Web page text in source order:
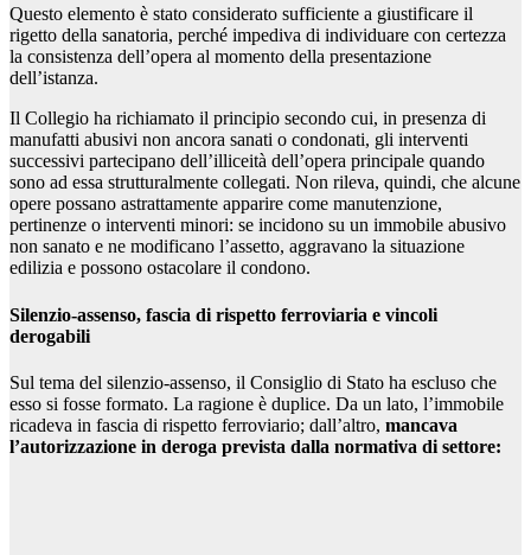
Questo elemento è stato considerato sufficiente a giustificare il
rigetto della sanatoria, perché impediva di individuare con certezza
la consistenza dell’opera al momento della presentazione
dell’istanza.
Il Collegio ha richiamato il principio secondo cui, in presenza di
manufatti abusivi non ancora sanati o condonati, gli interventi
successivi partecipano dell’illiceità dell’opera principale quando
sono ad essa strutturalmente collegati. Non rileva, quindi, che alcune
opere possano astrattamente apparire come manutenzione,
pertinenze o interventi minori: se incidono su un immobile abusivo
non sanato e ne modificano l’assetto, aggravano la situazione
edilizia e possono ostacolare il condono.
Silenzio-assenso, fascia di rispetto ferroviaria e vincoli
derogabili
Sul tema del silenzio-assenso, il Consiglio di Stato ha escluso che
esso si fosse formato. La ragione è duplice. Da un lato, l’immobile
ricadeva in fascia di rispetto ferroviario; dall’altro, mancava
l’autorizzazione in deroga prevista dalla normativa di settore: